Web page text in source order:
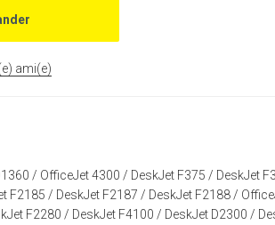
ami(e)
/ OfficeJet 4300 / DeskJet F375 / DeskJet
F2185 / DeskJet F2187 / DeskJet F2188 /
F2280 / DeskJet F4100 / DeskJet D2300 /